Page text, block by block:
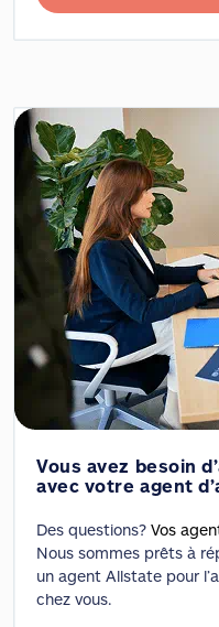
Vous avez besoin
avec votre agent
Des questions? Vos
Nous sommes prêts à
un agent Allstate pour
chez vous.